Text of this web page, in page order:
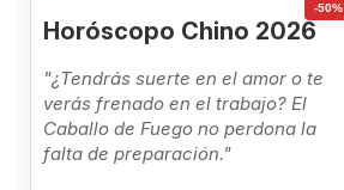
-50%
Horóscopo Chino 2026
"¿Tendrás suerte en el amor o te
verás frenado en el trabajo? El
Caballo de Fuego no perdona la
falta de preparación."